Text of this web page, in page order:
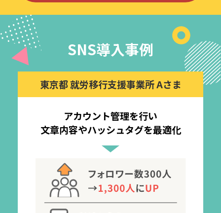
SNS導入事例
東京都 就労移行支援事業所 Aさま
アカウント管理を行い
文章内容やハッシュタグを最適化